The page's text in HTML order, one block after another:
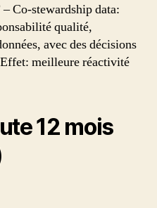
Co‑stewardship data:
qualité,
avec des décisions
meilleure réactivité
12 mois